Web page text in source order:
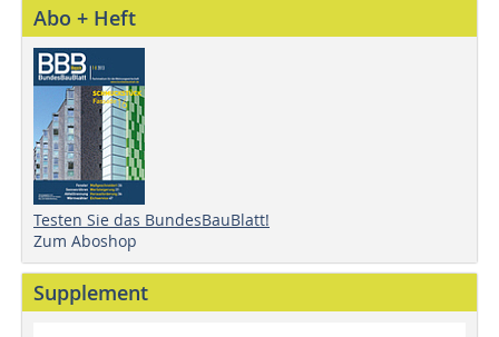
Abo + Heft
Testen Sie das BundesBauBlatt!
Zum Aboshop
Supplement